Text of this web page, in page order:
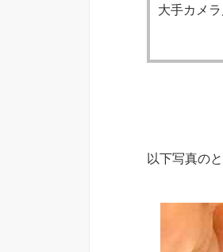
大手カメ
以下写真の